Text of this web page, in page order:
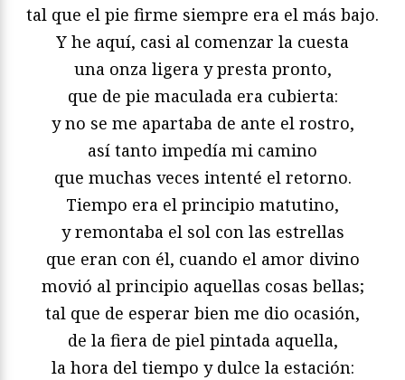
tal que el pie firme siempre era el más bajo.
Y he aquí, casi al comenzar la cuesta
una onza ligera y presta pronto,
que de pie maculada era cubierta:
y no se me apartaba de ante el rostro,
así tanto impedía mi camino
que muchas veces intenté el retorno.
Tiempo era el principio matutino,
y remontaba el sol con las estrellas
que eran con él, cuando el amor divino
movió al principio aquellas cosas bellas;
tal que de esperar bien me dio ocasión,
de la fiera de piel pintada aquella,
la hora del tiempo y dulce la estación: